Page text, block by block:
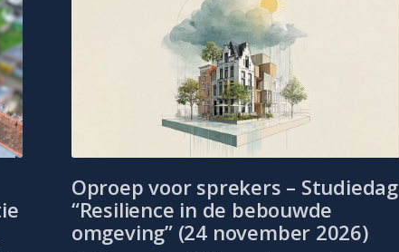
Oproep voor sprekers – Studiedag
“Resilience in de bebouwde
omgeving” (24 november 2026)